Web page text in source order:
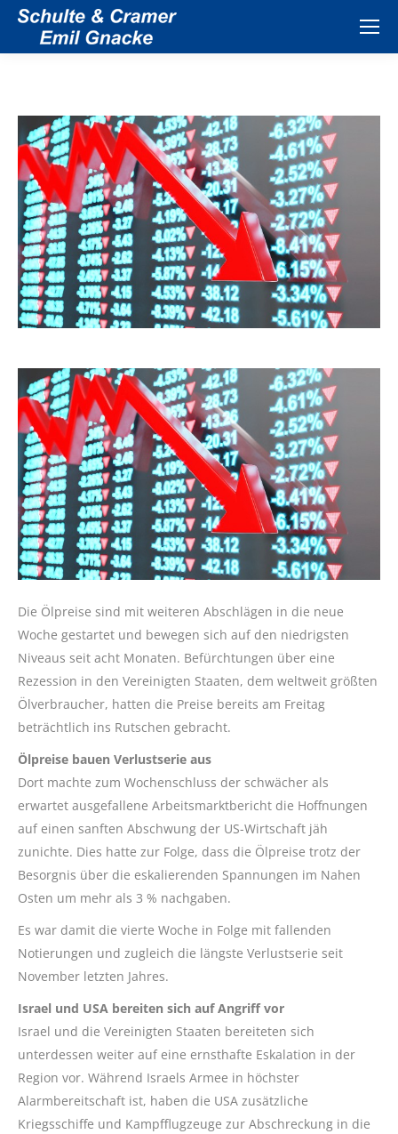
Die Ölpreise sind mit weiteren Abschlägen in die neue
Woche gestartet und bewegen sich auf den niedrigsten
Niveaus seit acht Monaten. Befürchtungen über eine
Rezession in den Vereinigten Staaten, dem weltweit größten
Ölverbraucher, hatten die Preise bereits am Freitag
beträchtlich ins Rutschen gebracht.
Ölpreise bauen Verlustserie aus
Dort machte zum Wochenschluss der schwächer als
erwartet ausgefallene Arbeitsmarktbericht die Hoffnungen
auf einen sanften Abschwung der US-Wirtschaft jäh
zunichte. Dies hatte zur Folge, dass die Ölpreise trotz der
Besorgnis über die eskalierenden Spannungen im Nahen
Osten um mehr als 3 % nachgaben.
Es war damit die vierte Woche in Folge mit fallenden
Notierungen und zugleich die längste Verlustserie seit
November letzten Jahres.
Israel und USA bereiten sich auf Angriff vor
Israel und die Vereinigten Staaten bereiteten sich
unterdessen weiter auf eine ernsthafte Eskalation in der
Region vor. Während Israels Armee in höchster
Alarmbereitschaft ist, haben die USA zusätzliche
Kriegsschiffe und Kampfflugzeuge zur Abschreckung in die